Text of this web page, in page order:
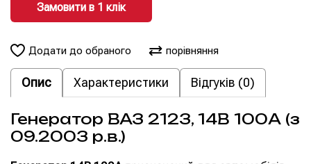
Замовити в 1 клiк
Додати до обраного порівняння
Опис Характеристики Відгуків (0)
Генератор ВАЗ 2123, 14В 100А (з
09.2003 р.в.)